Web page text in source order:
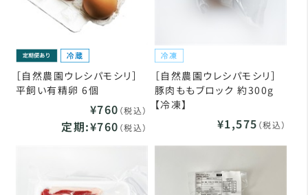
［自然農園ウレシパモシリ］
平飼い有精卵 6個
¥760 （税込）
定期:¥760 （税込）
［自然農園ウレシパモシリ］
豚肉ももブロック 約300g
【冷凍】
¥1,575 （税込）